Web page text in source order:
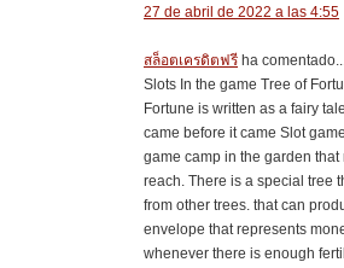
27 de abril de 2022 a las 4:55
สล็อตเครดิตฟรี ha
Slots In the game Tree of
Fortune is written as a fairy
came before it came Slot
game camp in the garden that
reach. There is a special tree
from other trees. that can
envelope that represents
whenever there is enough